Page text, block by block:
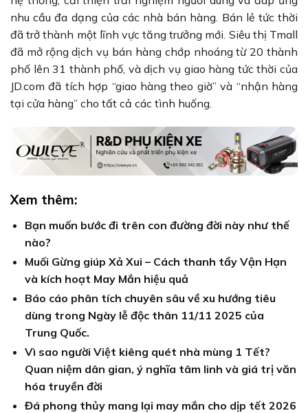
nhu cầu đa dạng của các nhà bán hàng. Bán lẻ tức thời
đã trở thành một lĩnh vực tăng trưởng mới. Siêu thị Tmall
đã mở rộng dịch vụ bán hàng chớp nhoáng từ 20 thành
phố lên 31 thành phố, và dịch vụ giao hàng tức thời của
JD.com đã tích hợp “giao hàng theo giờ” và “nhận hàng
tại cửa hàng” cho tất cả các tình huống.
Xem thêm:
Bạn muốn bước đi trên con đường đời này như thế
nào?
Muối Gừng giúp Xả Xui – Cách thanh tẩy Vận Hạn
và kích hoạt May Mắn hiệu quả
Báo cáo phân tích chuyên sâu về xu hướng tiêu
dùng trong Ngày lễ độc thân 11/11 2025 của
Trung Quốc.
Vì sao người Việt kiêng quét nhà mùng 1 Tết?
Quan niệm dân gian, ý nghĩa tâm linh và giá trị văn
hóa truyền đời
Đá phong thủy mang lại may mắn cho dịp tết 2026